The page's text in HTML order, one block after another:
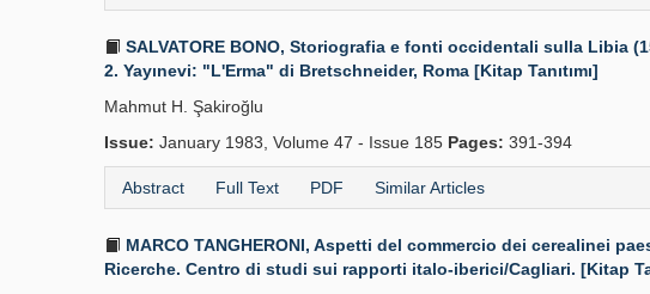
SALVATORE BONO, Storiografia e fonti occidentali sulla Libia
2. Yayınevi: "L'Erma" di Bretschneider, Roma [Kitap Tanıtımı]
Mahmut H. Şakiroğlu
Issue: January 1983, Volume 47 - Issue 185 Pages: 391-394
Abstract Full Text PDF Similar Articles
MARCO TANGHERONI, Aspetti del commercio dei cerealinei
Ricerche. Centro di studi sui rapporti italo-iberici/Cagliari. [Kitap